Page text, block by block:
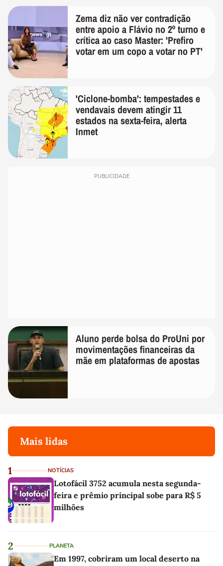
Zema diz não ver contradição
entre apoio a Flávio no 2º turno e
crítica ao caso Master: 'Prefiro
votar em um copo a votar no PT'
'Ciclone-bomba': tempestades e
vendavais devem atingir 11
estados na sexta-feira, alerta
Inmet
PUBLICIDADE
Aluno perde bolsa do ProUni por
movimentações financeiras da
mãe em plataformas de apostas
Mais lidas
1 NOTÍCIAS
Lotofácil 3752 acumula nesta segunda-
feira e prêmio principal sobe para R$ 5
milhões
2 PLANETA
Em 1997, cobriram um local deserto na